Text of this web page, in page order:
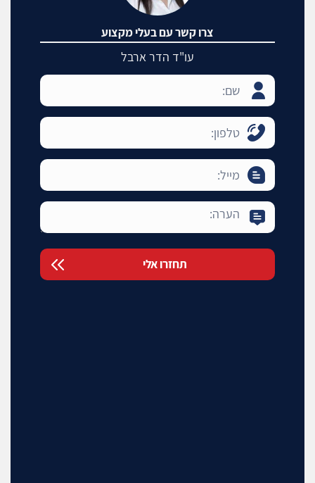
צרו קשר עם בעלי מקצוע
עו"ד הדר ארבל